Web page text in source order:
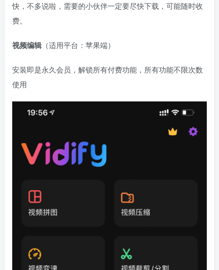
快，不多说啦，需要的小伙伴一定要尽快下载，可能随时收
费。
视频编辑（适用平台：苹果端）
安装即是永久会员，解锁所有付费功能，所有功能不限次数
使用